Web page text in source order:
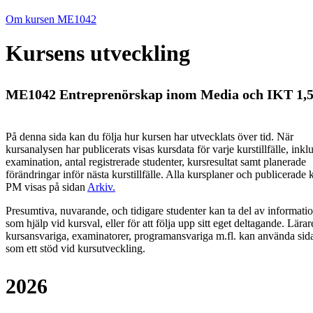
Om kursen ME1042
Kursens utveckling
ME1042 Entreprenörskap inom Media och IKT
På denna sida kan du följa hur kursen har utvecklats över tid. När
kursanalysen har publicerats visas kursdata för varje kurstillfälle,
examination, antal registrerade studenter, kursresultat samt planerade
förändringar inför nästa kurstillfälle. Alla kursplaner och publicerade
PM visas på sidan Arkiv.
Presumtiva, nuvarande, och tidigare studenter kan ta del av
som hjälp vid kursval, eller för att följa upp sitt eget deltagande.
kursansvariga, examinatorer, programansvariga m.fl. kan använda
som ett stöd vid kursutveckling.
2026